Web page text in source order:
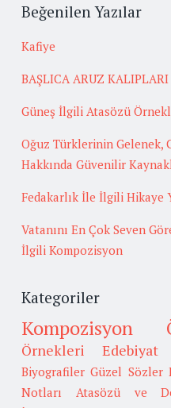
Beğenilen Yazılar
Kafiye
BAŞLICA ARUZ KALIPLARI
Güneş İlgili Atasözü
Oğuz Türklerinin Gelenek,
Hakkında Güvenilir
Fedakarlık İle İlgili Hikaye
Vatanını En Çok Seven
İlgili Kompozisyon
Kategoriler
Kompozisyon
Örnekleri
Edebiyat
Biyografiler Güzel Sözler
Notları
Atasözü ve